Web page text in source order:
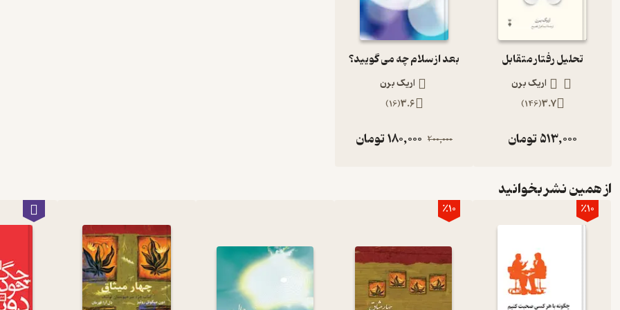
۲- بازیها؛ روانشناسی درمان گروهی
مسئله قابل توجه این است که نظرات اریک برن بیش از روانشناسی در میان دانشجوهای مدیریت و مذاکره طرفدار دارد. آموزه‌های اریک برن
درباره‌ی تاثیر زبان بدن، گفت‌و گوی متقابل و شرایط انسان‌ها در واکنش به یک موضوع می‌تواند به مدیران و مذاکره کنندگان کمک کند شرایط را به
نفع خودشان تغییر دهند.
سال ۱۹۷۰ در ۶۰ سالگی در آمریکا در گذشت.
تحلیل رفتار متقابل
اریک برن
3.7
(
146
)
513,000تومان
بعد از سلام چه می گویید؟
اریک برن
3.6
(
16
)
200,000
180,000تومان
از همین نشر بخوانید
٪10 ٪10